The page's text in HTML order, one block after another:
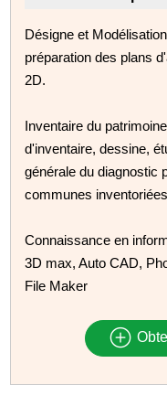
Désigne et
préparation des plans
2D.
Inventaire du
d'inventaire, dessine,
générale du diagnostic
communes
Connaissance en
3D max, Auto CAD,
File Maker